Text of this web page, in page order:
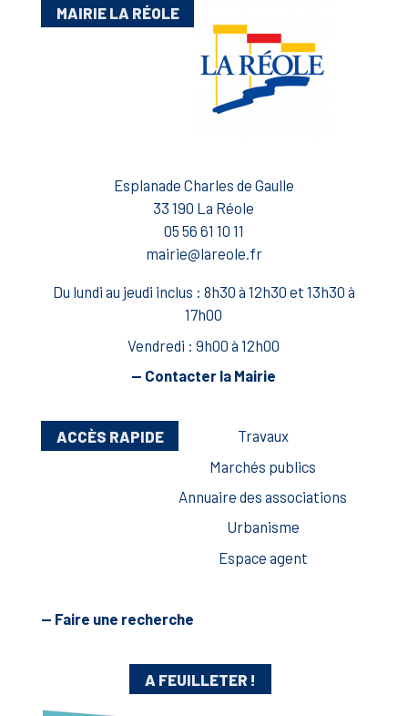
MAIRIE LA RÉOLE
Esplanade Charles de Gaulle
33 190 La Réole
05 56 61 10 11
mairie@lareole.fr
Du lundi au jeudi inclus : 8h30 à 12h30 et 13h30 à
17h00
Vendredi : 9h00 à 12h00
— Contacter la Mairie
ACCÈS RAPIDE
Travaux
Marchés publics
Annuaire des associations
Urbanisme
Espace agent
— Faire une recherche
A FEUILLETER !